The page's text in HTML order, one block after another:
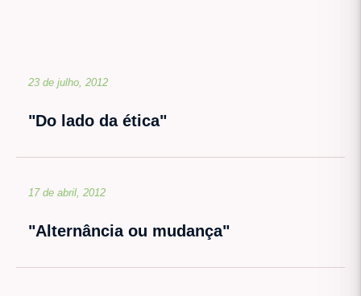
23 de julho, 2012
"Do lado da ética"
17 de abril, 2012
"Alternância ou mudança"